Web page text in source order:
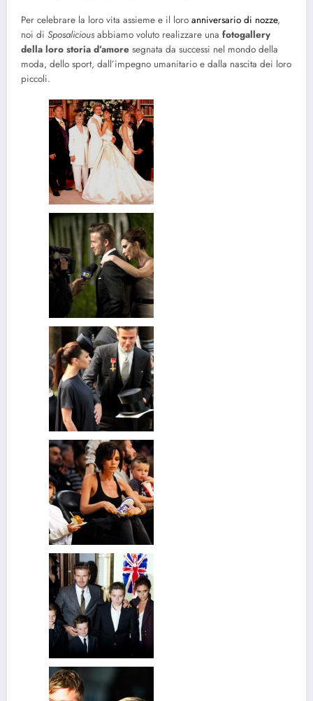
Per celebrare la loro vita assieme e il loro anniversario di nozze,
noi di Sposalicious abbiamo voluto realizzare una fotogallery
della loro storia d’amore segnata da successi nel mondo della
moda, dello sport, dall’impegno umanitario e dalla nascita dei loro
piccoli.